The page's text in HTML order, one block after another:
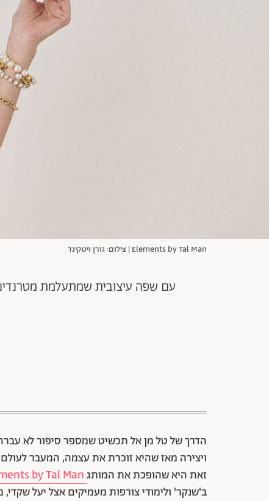
Elements by Tal Man | צילום: גורן ויטקינד
הדרך של טל מן אל תכשיט שמספר סיפור לא
ויצירה מאז שהיא זוכרת את עצמה, המעבר
זאת היא שהופכת את המותג
ב'שנקר' ולימודי צורפות מעמיקים אצל יעל